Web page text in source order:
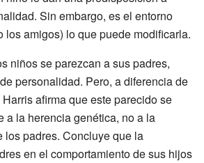
Sin embargo, es el entorno
los amigos) lo que puede modificarla.
niños se parezcan a sus padres,
personalidad. Pero, a diferencia de
afirma que este parecido se
a la herencia genética, no a la
los padres. Concluye que la
en el comportamiento de sus hijos